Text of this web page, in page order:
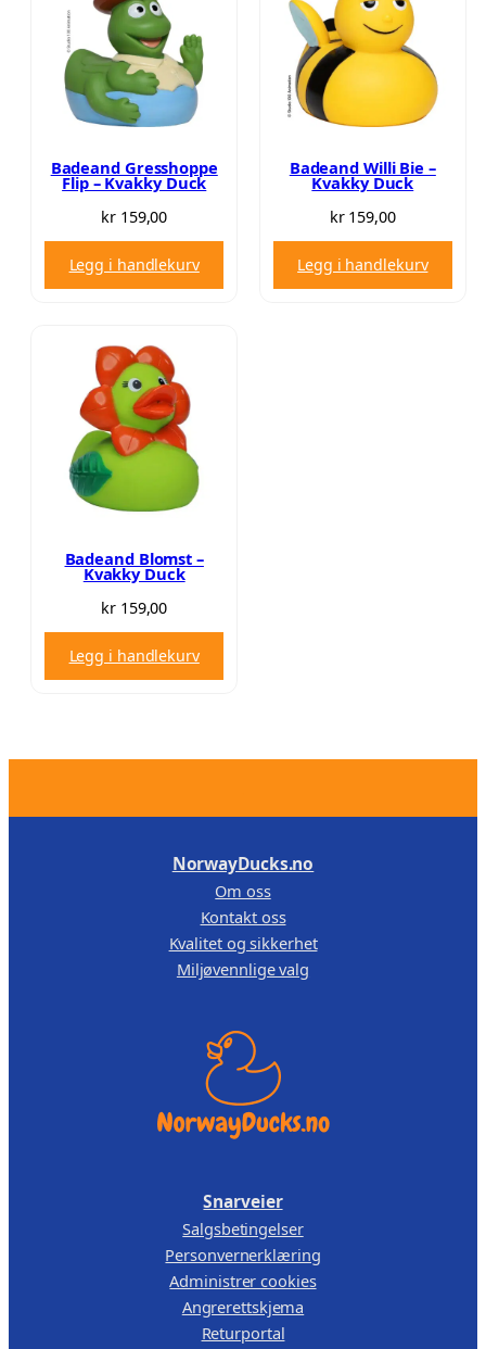
Badeand Gresshoppe
Flip – Kvakky Duck
kr159,00
Legg i handlekurv
Badeand Willi Bie –
Kvakky Duck
kr159,00
Legg i handlekurv
Badeand Blomst –
Kvakky Duck
kr159,00
Legg i handlekurv
NorwayDucks.no
Om oss
Kontakt oss
Kvalitet og sikkerhet
Miljøvennlige valg
Snarveier
Salgsbetingelser
Personvernerklæring
Administrer cookies
Angrerettskjema
Returportal